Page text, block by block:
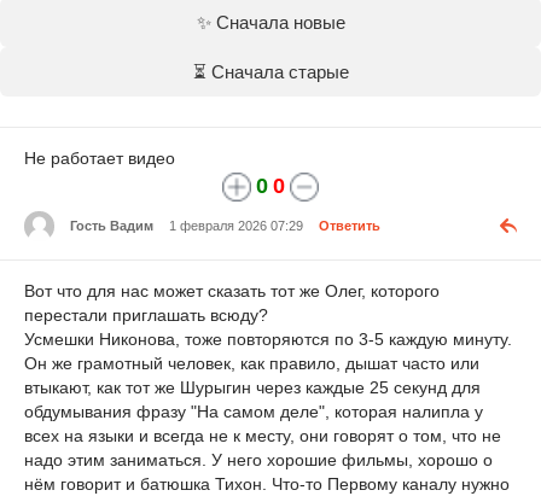
✨ Сначала новые
⏳ Сначала старые
Не работает видео
0 0
Гость Вадим 1 февраля 2026 07:29 Ответить
Вот что для нас может сказать тот же Олег, которого
перестали приглашать всюду?
Усмешки Никонова, тоже повторяются по 3-5 каждую минуту.
Он же грамотный человек, как правило, дышат часто или
втыкают, как тот же Шурыгин через каждые 25 секунд для
обдумывания фразу "На самом деле", которая налипла у
всех на языки и всегда не к месту, они говорят о том, что не
надо этим заниматься. У него хорошие фильмы, хорошо о
нём говорит и батюшка Тихон. Что-то Первому каналу нужно